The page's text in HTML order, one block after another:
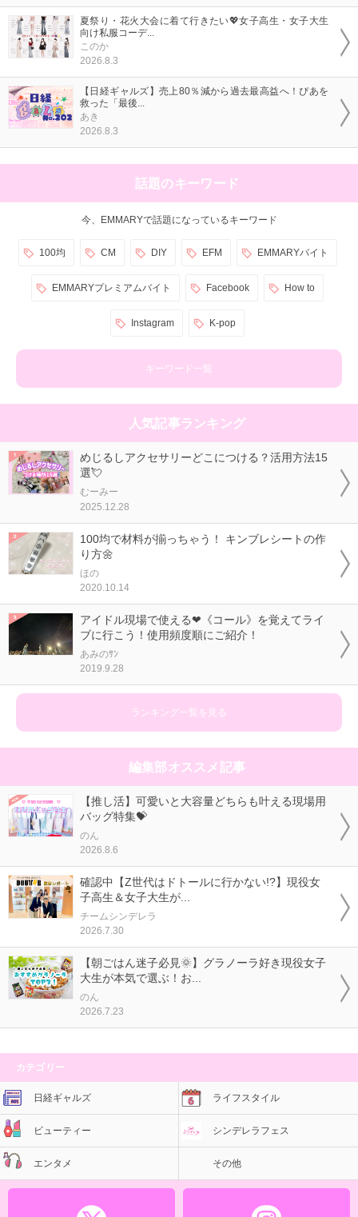
夏祭り・花火大会に着て行きたい💖女子高生・女子大生
向け私服コーデ...
このか
2026.8.3
【日経ギャルズ】売上80％減から過去最高益へ！ぴあを
救った「最後...
あき
2026.8.3
話題のキーワード
今、EMMARYで話題になっているキーワード
100均 CM DIY EFM EMMARYバイト
EMMARYプレミアムバイト Facebook How to
Instagram K-pop
キーワード一覧
人気記事ランキング
めじるしアクセサリーどこにつける？活用方法15
選💘
むーみー
2025.12.28
100均で材料が揃っちゃう！ キンブレシートの作
り方🌼
ほの
2020.10.14
アイドル現場で使える❤《コール》を覚えてライ
ブに行こう！使用頻度順にご紹介！
あみのｻﾝ
2019.9.28
ランキング一覧を見る
編集部オススメ記事
【推し活】可愛いと大容量どちらも叶える現場用
バッグ特集💝
のん
2026.8.6
確認中【Z世代はドトールに行かない!?】現役女
子高生＆女子大生が...
チームシンデレラ
2026.7.30
【朝ごはん迷子必見🌞】グラノーラ好き現役女子
大生が本気で選ぶ！お...
のん
2026.7.23
カテゴリー
日経ギャルズ ライフスタイル
ビューティー シンデレラフェス
エンタメ その他